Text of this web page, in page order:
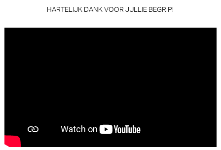
HARTELIJK DANK VOOR JULLIE BEGRIP!